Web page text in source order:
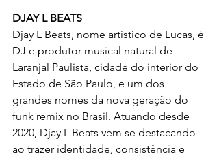
DJAY L BEATS
Djay L Beats, nome artístico de Lucas, é
DJ e produtor musical natural de
Laranjal Paulista, cidade do interior do
Estado de São Paulo, e um dos
grandes nomes da nova geração do
funk remix no Brasil. Atuando desde
2020, Djay L Beats vem se destacando
ao trazer identidade, consistência e